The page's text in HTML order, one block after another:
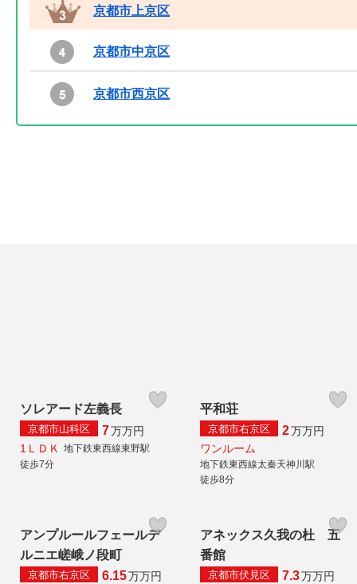
京都市上京区
京都市中京区
京都市西京区
ソレアード左義長
京都市山科区 7万万円
1ＬＤＫ
地下鉄東西線東野駅
徒歩7分
平和荘
京都市右京区 2万万円
ワンルーム
地下鉄東西線太秦天神川駅
徒歩8分
アンプルールフェールデ
ルニエ嵯峨ノ段町
京都市右京区 6.15万万円
アネックス久我の杜 五
番館
京都市伏見区 7.3万万円